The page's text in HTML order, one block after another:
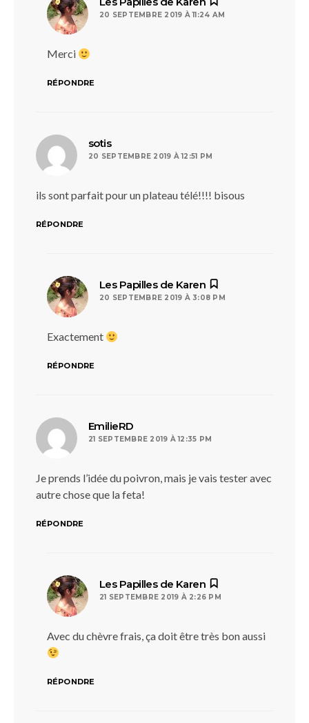
20 SEPTEMBRE 2019 À 11:24 AM
Merci
RÉPONDRE
sotisdit :
20 SEPTEMBRE 2019 À 12:51 PM
ils sont parfait pour un plateau télé!!!! bisous
RÉPONDRE
Les Papilles de Karen
20 SEPTEMBRE 2019 À 3:08 PM
Exactement
RÉPONDRE
EmilieRD
21 SEPTEMBRE 2019 À 12:35 PM
Je prends l’idée du poivron, mais je vais tester avec
autre chose que la feta!
RÉPONDRE
Les Papilles de Karen
21 SEPTEMBRE 2019 À 2:26 PM
Avec du chèvre frais, ça doit être très bon aussi
RÉPONDRE